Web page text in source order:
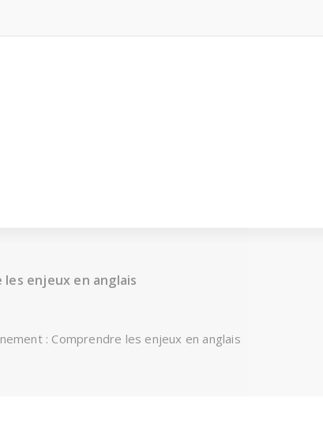
enjeux en anglais
: Comprendre les enjeux en anglais